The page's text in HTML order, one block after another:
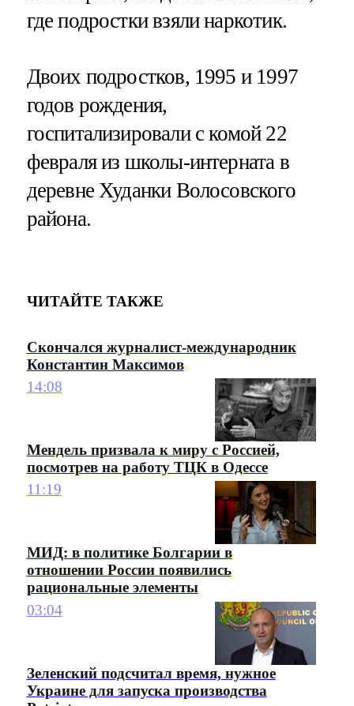
где подростки взяли наркотик.
Двоих подростков, 1995 и 1997
годов рождения,
госпитализировали с комой 22
февраля из школы-интерната в
деревне Худанки Волосовского
района.
ЧИТАЙТЕ ТАКЖЕ
Скончался журналист-международник
Константин Максимов
14:08
Мендель призвала к миру с Россией,
посмотрев на работу ТЦК в Одессе
11:19
МИД: в политике Болгарии в
отношении России появились
рациональные элементы
03:04
Зеленский подсчитал время, нужное
Украине для запуска производства